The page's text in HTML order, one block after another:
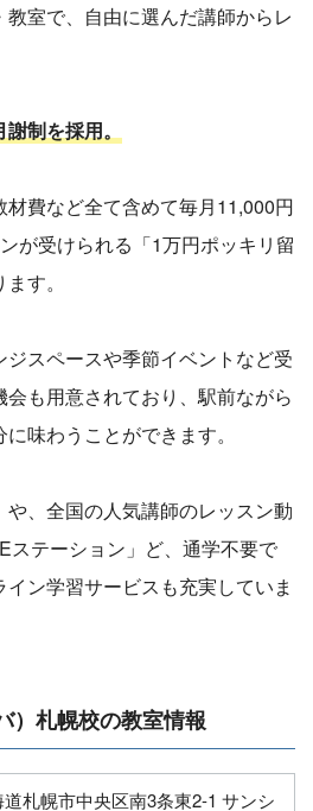
室で、自由に選んだ講師からレ
制を採用。
費など全て含めて毎月11,000円
が受けられる「1万円ポッキリ留
す。
スペースや季節イベントなど受
も用意されており、駅前ながら
味わうことができます。
や、全国の人気講師のレッスン動
ステーション」ど、通学不要で
ン学習サービスも充実していま
）札幌校の教室情報
札幌市中央区南3条東2-1 サンシ